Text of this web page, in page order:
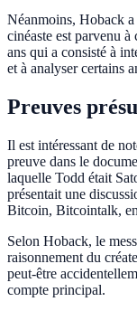
Néanmoins, Hoback
cinéaste est parvenu
ans qui a consisté à
et à analyser certains
Preuves
Il est intéressant de
preuve dans le
laquelle Todd était
présentait une
Bitcoin, Bitcointalk,
Selon Hoback, le
raisonnement du
peut-être
compte principal.